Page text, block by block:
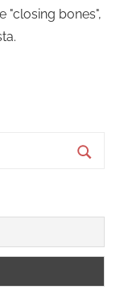
"closing bones",